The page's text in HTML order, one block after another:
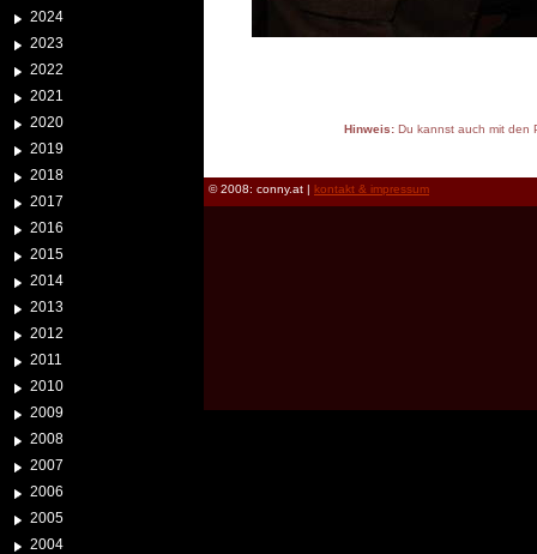
2024
2023
2022
2021
2020
2019
2018
2017
2016
2015
2014
2013
2012
2011
2010
2009
2008
2007
2006
2005
2004
Hinweis:Du kannst auch mit den
© 2008: conny.at | kontakt & impressum